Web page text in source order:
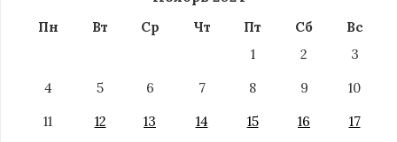
Пн Вт Ср Чт Пт Сб
Вс
1
2
3
4
5 6 7 8 9
10
11
12 13 14 15 16
17